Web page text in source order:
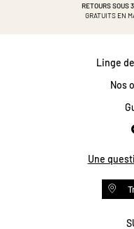
RETOURS SOUS
GRATUITS EN
Linge
Nos
Une